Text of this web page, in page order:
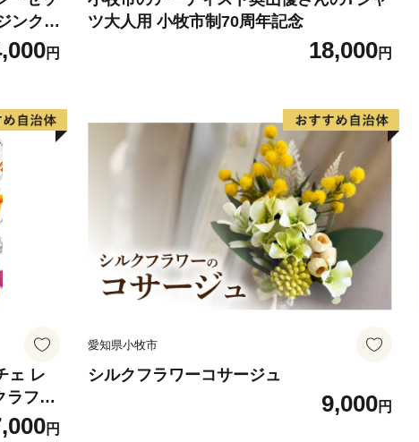
ンクラ
ット
円
ツ大人用 小牧市制70周年記念
18,000円
ェ レ
ラフト
レジン
円
愛知県小牧市
シルクフラワーコサージュ
9,000円